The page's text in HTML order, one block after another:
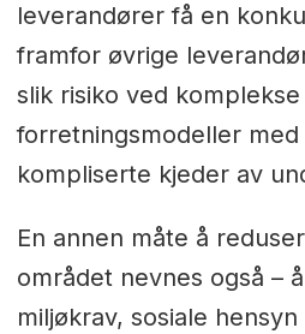
leverandører få en
framfor øvrige
slik risiko ved komplekse
forretningsmodeller med
kompliserte kjeder av
En annen måte å
området nevnes også –
miljøkrav, sosiale